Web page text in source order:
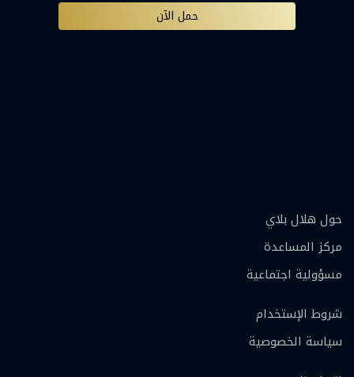
حمل الآن
حول هلال بلاي
مركز المساعدة
مسؤولية اجتماعية
شروط الإستخدام
سياسة الخصوصية